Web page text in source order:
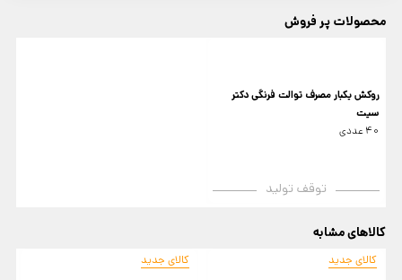
محصولات پر فروش
روکش یکبار مصرف توالت فرنگی دکتر
سیت
40 عددی
توقف تولید
کالاهای مشابه
کالای جدید کالای جدید